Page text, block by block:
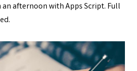
afternoon with Apps Script. Full